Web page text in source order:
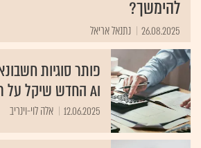
להימשך?
26.08.2025 נתנאל אריאל
פותר סוגיות
AI החדש שיקל על רואי החשבון
12.06.2025 אלה לוי-וינריב